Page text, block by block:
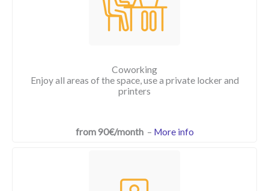
Coworking
Enjoy all areas of the space, use a private locker and
printers
from 90€/month – More info